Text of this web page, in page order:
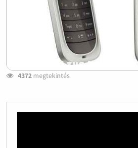
4372megtekintés